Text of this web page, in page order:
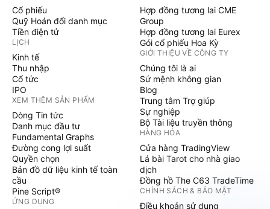
Cổ phiếu
Quỹ Hoán đổi danh mục
Tiền điện tử
LỊCH
Kinh tế
Thu nhập
Cổ tức
IPO
XEM THÊM SẢN PHẨM
Dòng Tin tức
Danh mục đầu tư
Fundamental Graphs
Đường cong lợi suất
Quyền chọn
Bản đồ dữ liệu kinh tế toàn
cầu
Pine Script®
ỨNG DỤNG
Hợp đồng tương lai CME
Group
Hợp đồng tương lai Eurex
Gói cổ phiếu Hoa Kỳ
GIỚI THIỆU VỀ CÔNG TY
Chúng tôi là ai
Sứ mệnh không gian
Blog
Trung tâm Trợ giúp
Sự nghiệp
Bộ Tài liệu truyền thông
HÀNG HÓA
Cửa hàng TradingView
Lá bài Tarot cho nhà giao
dịch
Đồng hồ The C63 TradeTime
CHÍNH SÁCH & BẢO MẬT
Điều khoản sử dụng